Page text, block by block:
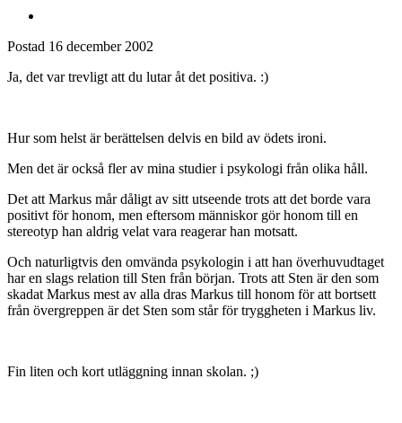
Postad 16 december 2002
Ja, det var trevligt att du lutar åt det positiva. :)
Hur som helst är berättelsen delvis en bild av ödets ironi.
Men det är också fler av mina studier i psykologi från olika håll.
Det att Markus mår dåligt av sitt utseende trots att det borde vara
positivt för honom, men eftersom människor gör honom till en
stereotyp han aldrig velat vara reagerar han motsatt.
Och naturligtvis den omvända psykologin i att han överhuvudtaget
har en slags relation till Sten från början. Trots att Sten är den som
skadat Markus mest av alla dras Markus till honom för att bortsett
från övergreppen är det Sten som står för tryggheten i Markus liv.
Fin liten och kort utläggning innan skolan. ;)